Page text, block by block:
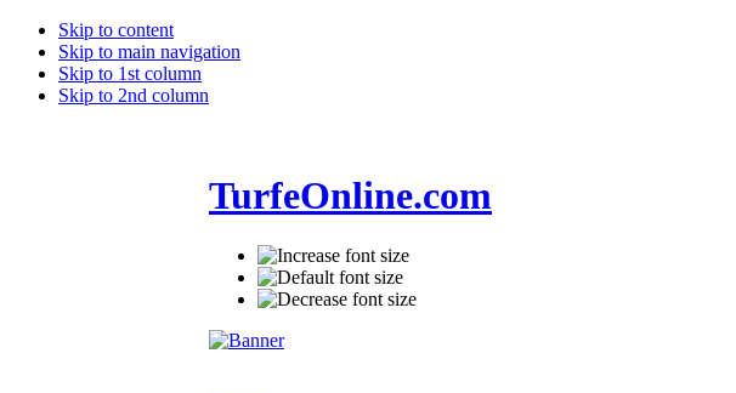
Skip to content
Skip to main navigation
Skip to 1st column
Skip to 2nd column
TurfeOnline.com